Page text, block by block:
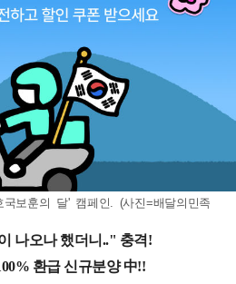
보훈의 달' 캠페인. (사진=배달의민족